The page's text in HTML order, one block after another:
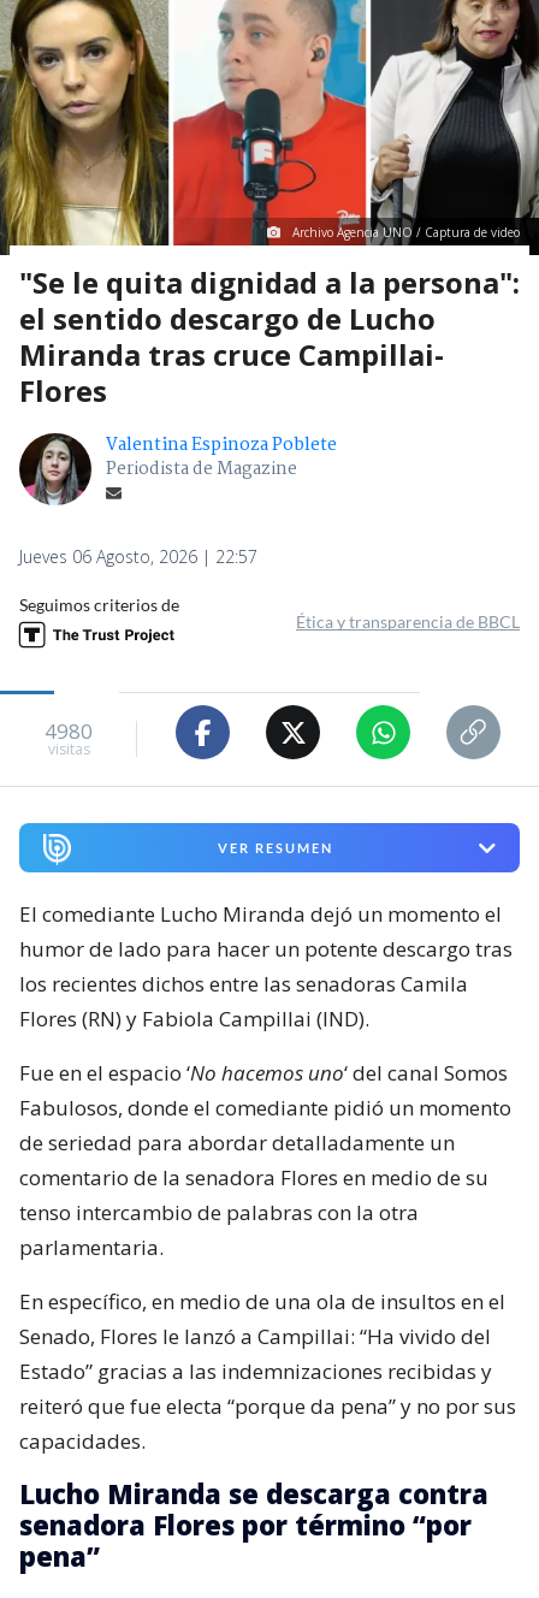
Archivo Agencia UNO / Captura de video
"Se le quita dignidad a la persona":
el sentido descargo de Lucho
Miranda tras cruce Campillai-
Flores
Valentina Espinoza Poblete
Periodista de Magazine
Jueves 06 Agosto, 2026 | 22:57
Seguimos criterios de
Ética y transparencia de BBCL
4980
visitas
VER RESUMEN
El comediante Lucho Miranda dejó un momento el
humor de lado para hacer un potente descargo tras
los recientes dichos entre las senadoras Camila
Flores (RN) y Fabiola Campillai (IND).
Fue en el espacio ‘No hacemos uno‘ del canal Somos
Fabulosos, donde el comediante pidió un momento
de seriedad para abordar detalladamente un
comentario de la senadora Flores en medio de su
tenso intercambio de palabras con la otra
parlamentaria.
En específico, en medio de una ola de insultos en el
Senado, Flores le lanzó a Campillai: “Ha vivido del
Estado” gracias a las indemnizaciones recibidas y
reiteró que fue electa “porque da pena” y no por sus
capacidades.
Lucho Miranda se descarga contra
senadora Flores por término “por
pena”